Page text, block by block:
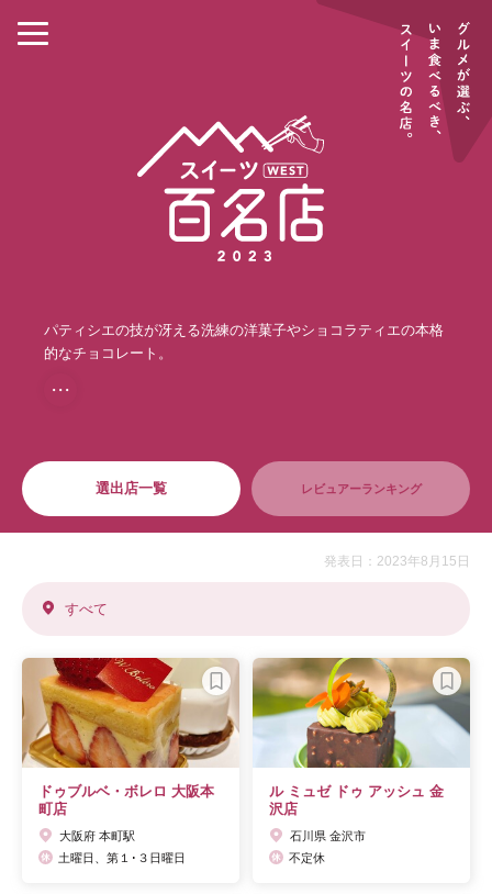
パティシエの技が冴える洗練の洋菓子やショコラティエの本格
的なチョコレート。
・・・
選出店一覧 レビュアーランキング
発表日：2023年8月15日
すべて
ドゥブルベ・ボレロ 大阪本
町店
大阪府 本町駅
土曜日、第１･３日曜日
ル ミュゼ ドゥ アッシュ 金
沢店
石川県 金沢市
不定休